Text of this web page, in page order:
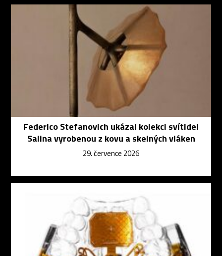
Federico Stefanovich ukázal kolekci svítidel
Salina vyrobenou z kovu a skelných vláken
29. července 2026